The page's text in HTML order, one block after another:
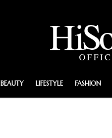
BEAUTY LIFESTYLE FASHION